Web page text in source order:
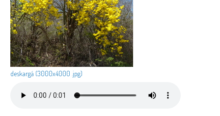
deskargá (3000x4000 .jpg)